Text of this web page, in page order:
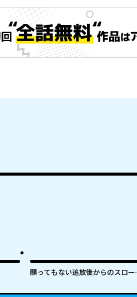
願ってもない追放後からのスロー
で美少女ギャルの師匠になったら